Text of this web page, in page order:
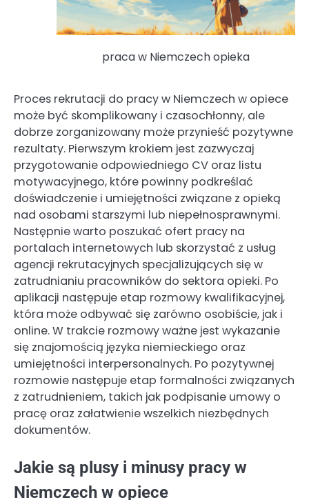
praca w Niemczech opieka
Proces rekrutacji do pracy w Niemczech w opiece
może być skomplikowany i czasochłonny, ale
dobrze zorganizowany może przynieść pozytywne
rezultaty. Pierwszym krokiem jest zazwyczaj
przygotowanie odpowiedniego CV oraz listu
motywacyjnego, które powinny podkreślać
doświadczenie i umiejętności związane z opieką
nad osobami starszymi lub niepełnosprawnymi.
Następnie warto poszukać ofert pracy na
portalach internetowych lub skorzystać z usług
agencji rekrutacyjnych specjalizujących się w
zatrudnianiu pracowników do sektora opieki. Po
aplikacji następuje etap rozmowy kwalifikacyjnej,
która może odbywać się zarówno osobiście, jak i
online. W trakcie rozmowy ważne jest wykazanie
się znajomością języka niemieckiego oraz
umiejętności interpersonalnych. Po pozytywnej
rozmowie następuje etap formalności związanych
z zatrudnieniem, takich jak podpisanie umowy o
pracę oraz załatwienie wszelkich niezbędnych
dokumentów.
Jakie są plusy i minusy pracy w
Niemczech w opiece